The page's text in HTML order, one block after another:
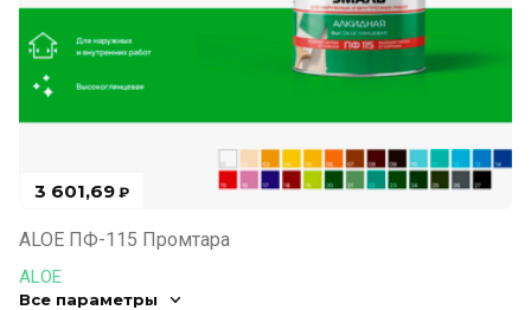
3 601,69 ₽
ALOE ПФ-115 Промтара
ALOE
Все параметры